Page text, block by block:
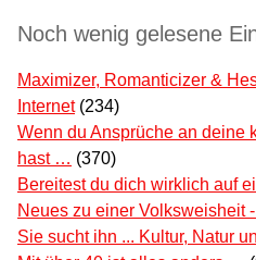
Noch wenig gelesene
Maximizer, Romanticizer &
Internet (234)
Wenn du Ansprüche an deine
hast … (370)
Bereitest du dich wirklich auf
Neues zu einer Volksweisheit
Sie sucht ihn ... Kultur, Natur